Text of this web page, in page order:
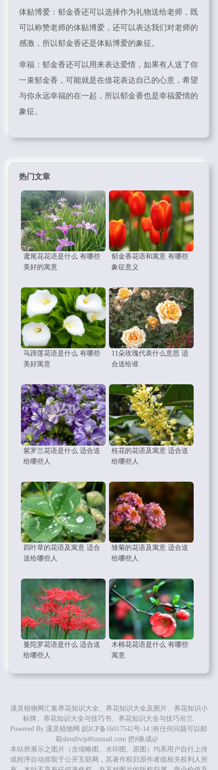
体贴博爱：郁金香还可以选择作为礼物送给老师，既
可以称赞老师的体贴博爱，还可以表达我们对老师的
感激，所以郁金香还是体贴博爱的象征。
幸福：郁金香还可以用来表达爱情，如果有人送了你
一束郁金香，可能就是在借花表达自己的心意，希望
与你永远幸福的在一起，所以郁金香也是幸福爱情的
象征。
热门文章
鸢尾花花语是什么 有哪些
美好的寓意
郁金香花语和寓意 有哪些
象征意义
马蹄莲花语是什么 有哪些
美好寓意
11朵玫瑰代表什么意思 适
合送给谁
紫罗兰花语是什么 适合送
给哪些人
桂花的花语及寓意 适合送
给哪些人
四叶草的花语及寓意 适合
送给哪些人
雏菊的花语及寓意 适合送
给哪些人
曼陀罗花语是什么 适合送
给哪些人
木棉花花语是什么 有哪些
寓意
溪灵植物网汇集养花知识大全、养花知识大全及图片、养花知识小
标牌、养花知识大全与技巧书、养花知识大全与技巧吊兰.
Powered By溪灵植物网 皖ICP备16017542号-14 |有任何问题可以邮
箱shoulivip#foxmail.com 把#换成@
本站所展示之图片（含缩略图、水印图、原图）均系用户自行上传
或程序自动抓取于公开互联网，其著作权归原作者或相关权利人所